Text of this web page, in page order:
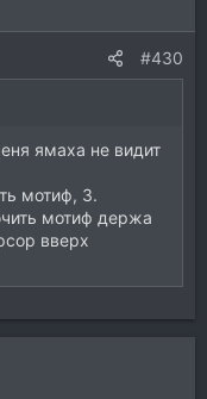
#430
ямаха не видит
мотиф, 3.
мотиф держа
вверх